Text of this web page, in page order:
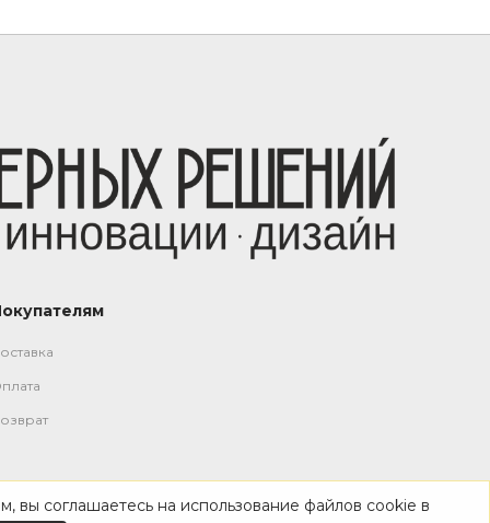
вы соглашаетесь на использование файлов cookie в